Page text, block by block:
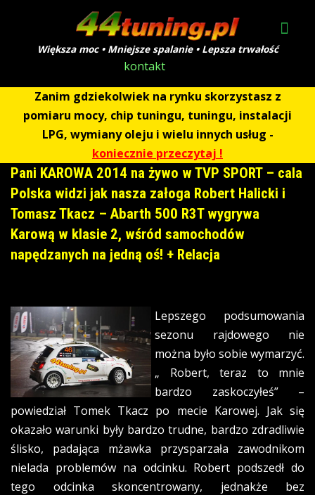
Większa moc • Mniejsze spalanie • Lepsza trwałość
kontakt
Zanim gdziekolwiek na rynku skorzystasz z
pomiaru mocy, chip tuningu, tuningu, instalacji
LPG, wymiany oleju i wielu innych usług -
koniecznie przeczytaj !
Pani KAROWA 2014 na żywo w TVP SPORT – cala
Polska widzi jak nasza załoga Robert Halicki i
Tomasz Tkacz – Abarth 500 R3T wygrywa
Karową w klasie 2, wśród samochodów
napędzanych na jedną oś! + Relacja
Lepszego podsumowania
sezonu rajdowego nie
można było sobie wymarzyć.
„ Robert, teraz to mnie
bardzo zaskoczyłeś” –
powiedział Tomek Tkacz po mecie Karowej. Jak się
okazało warunki były bardzo trudne, bardzo zdradliwie
ślisko, padająca mżawka przysparzała zawodnikom
nielada problemów na odcinku. Robert podszedł do
tego odcinka skoncentrowany, jednakże bez